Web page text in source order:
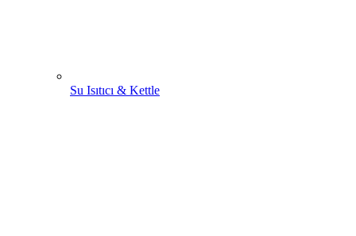
Su Isıtıcı & Kettle